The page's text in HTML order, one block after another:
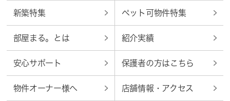
新築特集 ペット可物件特集
部屋まる。とは 紹介実績
安心サポート 保護者の方はこちら
物件オーナー様へ 店舗情報・アクセス